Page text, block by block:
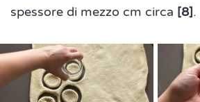
spessore di mezzo cm circa [8].